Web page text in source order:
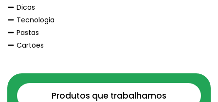
Dicas
Tecnologia
Pastas
Cartões
Produtos que trabalhamos